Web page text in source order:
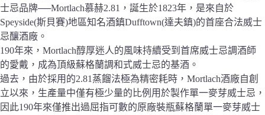
士忌品牌──Mortlach慕赫2.81，誕生於1823年，是來自於
Speyside(斯貝賽)地區知名酒鎮Dufftown(達夫鎮)的首座合法威士
忌釀酒廠。
190年來，Mortlach醇厚迷人的風味持續受到首席威士忌調酒師
的愛戴，成為頂級蘇格蘭調和式威士忌的基酒。
過去，由於採用的2.81蒸餾法極為精密耗時，Mortlach酒廠自創
立以來，生產量中僅有極少量的比例用於製作單一麥芽威士忌，
因此190年來僅推出過屈指可數的原廠裝瓶蘇格蘭單一麥芽威士